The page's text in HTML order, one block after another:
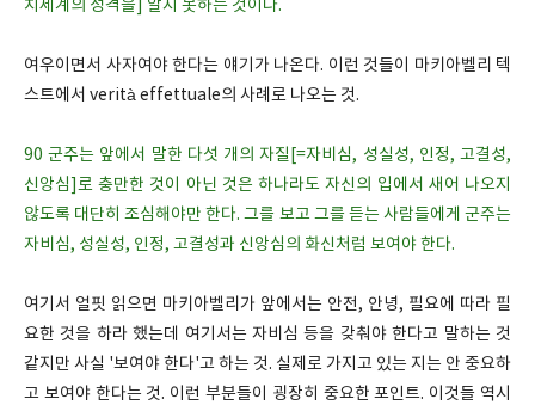
치세계의 성격을] 알지 못하는 것이다.
여우이면서 사자여야 한다는 얘기가 나온다. 이런 것들이 마키아벨리 텍
스트에서 verità effettuale의 사례로 나오는 것.
90 군주는 앞에서 말한 다섯 개의 자질[=자비심, 성실성, 인정, 고결성,
신앙심]로 충만한 것이 아닌 것은 하나라도 자신의 입에서 새어 나오지
않도록 대단히 조심해야만 한다. 그를 보고 그를 듣는 사람들에게 군주는
자비심, 성실성, 인정, 고결성과 신앙심의 화신처럼 보여야 한다.
여기서 얼핏 읽으면 마키아벨리가 앞에서는 안전, 안녕, 필요에 따라 필
요한 것을 하라 했는데 여기서는 자비심 등을 갖춰야 한다고 말하는 것
같지만 사실 '보여야 한다'고 하는 것. 실제로 가지고 있는 지는 안 중요하
고 보여야 한다는 것. 이런 부분들이 굉장히 중요한 포인트. 이것들 역시